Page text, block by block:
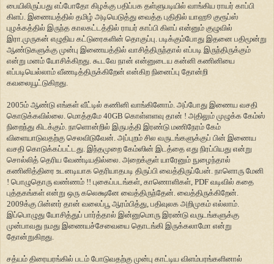
பையிலிருப்பது எப்போதோ கிழக்கு பதிப்பக தள்ளுபடியில் வாங்கிய ராயர் காப்பி
கிளப். இணையத்தில் தமிழ் அடியெடுத்து வைத்த புதிதில் யாஹூ குரூப்ஸ்
புழக்கத்தில் இருந்த காலகட்டத்தில் ராயர் காப்பி கிளப் என்னும் குழுவில்
இரா.முருகன் எழுதிய கட்டுரைகளின் தொகுப்பு. படிக்கும்போது இதனை பதிமூன்று
ஆண்டுகளுக்கு முன்பு இணையத்தில் வாசித்திருந்தால் எப்படி இருந்திருக்கும்
என்று மனம் யோசிக்கிறது. கூடவே நான் என்னுடைய கன்னி கணினியை
எப்படியெல்லாம் வீணடித்திருக்கிறேன் என்கிற நினைப்பு தோன்றி
கவலையூட்டுகிறது.
2005ம் ஆண்டு எங்கள் வீட்டில் கணினி வாங்கினோம். அப்போது இணைய வசதி
கொடுக்கவில்லை. மொத்தமே 40GB கொள்ளளவு தான் ! அதிலும் முழுக்க கேம்ஸ்
நிறைந்து கிடக்கும். நாளொன்றில் இருபத்தி இரண்டு மணிநேரம் கேம்
விளையாடுவதற்கு செலவிடுவேன். அப்புறம் சில வருடங்களுக்குப் பின் இணைய
வசதி கொடுக்கப்பட்டது. இந்தமுறை கேம்ஸின் இடத்தை எது நிரப்பியது என்று
சொல்லித் தெரிய வேண்டியதில்லை. அறைக்குள் யாரேனும் நுழைந்தால்
கணினித்திரை உடனடியாக தெரியாதபடி திருப்பி வைத்திருப்பேன். நாளொரு மேனி
! பொழுதொரு வண்ணம் !! புகைப்படங்கள், காணொளிகள், PDF வடிவில் கதை
புத்தகங்கள் என்று ஒரு கலெக்ஷனே வைத்திருந்தேன். வைத்திருக்கிறேன்.
2009க்கு பின்னர் தான் வலைப்பூ ஆரம்பித்து, பதிவுலக அறிமுகம் எல்லாம்.
இப்பொழுது யோசித்துப் பார்த்தால் இன்னுமொரு இரண்டு வருடங்களுக்கு
முன்பாவது நமது இணையச்சேவையை தொடங்கி இருக்கலாமோ என்று
தோன்றுகிறது.
சத்யம் திரையரங்கில் படம் போடுவதற்கு முன்பு காட்டிய விளம்பரங்களினால்